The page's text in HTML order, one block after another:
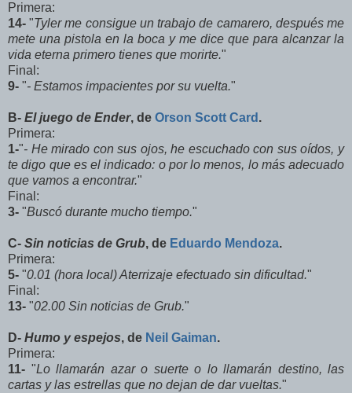
Primera:
14-"Tyler me consigue un trabajo de camarero, después me
mete una pistola en la boca y me dice que para alcanzar la
vida eterna primero tienes que morirte."
Final:
9- "- Estamos impacientes por su vuelta."
B- El juego de Ender, de Orson Scott Card .
Primera:
1-"- He mirado con sus ojos, he escuchado con sus oídos, y
te digo que es el indicado: o por lo menos, lo más adecuado
que vamos a encontrar."
Final:
3- "Buscó durante mucho tiempo."
C- Sin noticias de Grub, de Eduardo Mendoza.
Primera:
5- "0.01 (hora local) Aterrizaje efectuado sin dificultad."
Final:
13- "02.00 Sin noticias de Grub."
D- Humo y espejos, de Neil Gaiman.
Primera:
11- "Lo llamarán azar o suerte o lo llamarán destino, las
cartas y las estrellas que no dejan de dar vueltas."